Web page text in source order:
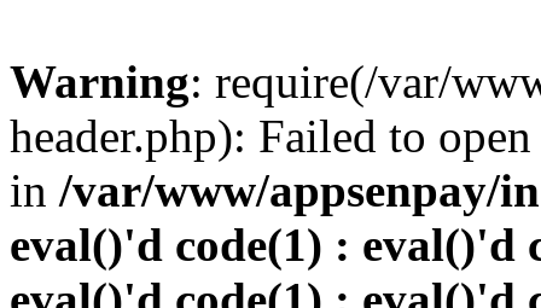
Warning: require(/var/
header.php): Failed to
in /var/www/appsenpay/
eval()'d code(1) : eval()'d